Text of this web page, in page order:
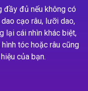
đủ nếu không có
cạo râu, lưỡi dao,
lại cái nhìn khác biệt,
tóc hoặc râu cũng
của bạn.